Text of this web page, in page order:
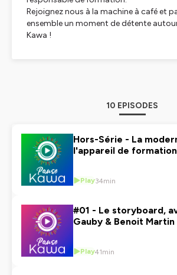
Rejoignez nous à la machine à café et
ensemble un moment de détente
Kawa !
10 EPISODES
Hors-Série - La
l'appareil de
Play34min
#01 - Le storyboard,
Gauby & Benoit Martin
Play41min